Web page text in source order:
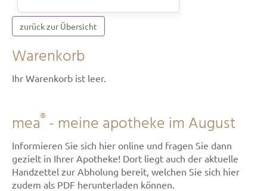
zurück zur Übersicht
Warenkorb
Ihr Warenkorb ist leer.
mea® - meine apotheke im August
Informieren Sie sich hier online und fragen Sie dann
gezielt in Ihrer Apotheke! Dort liegt auch der aktuelle
Handzettel zur Abholung bereit, welchen Sie sich hier
zudem als PDF herunterladen können.